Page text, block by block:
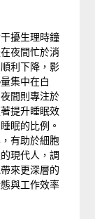
擾生理時鐘
夜間忙於消
利下降，影
集中在白
間則專注於
提升睡眠效
眠的比例。
有助於細胞
現代人，調
來更深層的
與工作效率